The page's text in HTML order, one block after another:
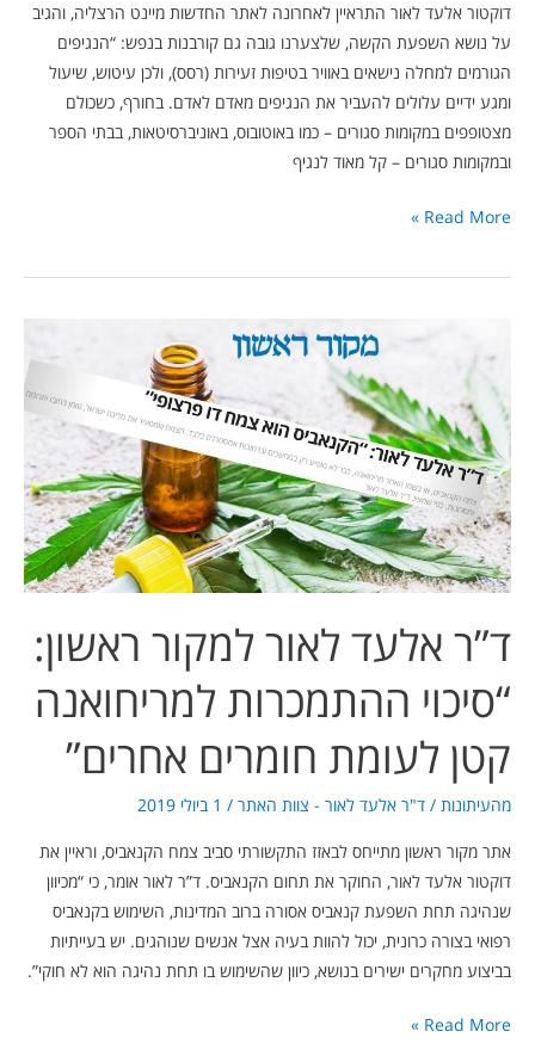
דוקטור אלעד לאור התראיין לאחרונה לאתר החדשות מיינט הרצליה, והגיב
על נושא השפעת הקשה, שלצערנו גובה גם קורבנות בנפש: “הנגיפים
הגורמים למחלה נישאים באוויר בטיפות זעירות (רסס), ולכן עיטוש, שיעול
ומגע ידיים עלולים להעביר את הנגיפים מאדם לאדם. בחורף, כשכולם
מצטופפים במקומות סגורים – כמו באוטובוס, באוניברסיטאות, בבתי הספר
ובמקומות סגורים – קל מאוד לנגיף
Read More »
ד”ר אלעד לאור למקור ראשון:
“סיכוי ההתמכרות למריחואנה
קטן לעומת חומרים אחרים”
מהעיתונות / ד"ר אלעד לאור - צוות האתר / 1 ביולי 2019
אתר מקור ראשון מתייחס לבאזז התקשורתי סביב צמח הקנאביס, וראיין את
דוקטור אלעד לאור, החוקר את תחום הקנאביס. ד”ר לאור אומר, כי “מכיוון
שנהיגה תחת השפעת קנאביס אסורה ברוב המדינות, השימוש בקנאביס
רפואי בצורה כרונית, יכול להוות בעיה אצל אנשים שנוהגים. יש בעייתיות
בביצוע מחקרים ישירים בנושא, כיוון שהשימוש בו תחת נהיגה הוא לא חוקי”.
אלעד
לאור
למקור
ראשון:
“סיכוי
ההתמכרות
למריחואנה
קטן
לעומת
חומרים
אחרים”
Read More »